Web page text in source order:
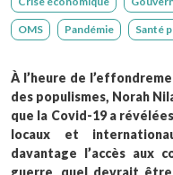
OMS Pandémie Santé
À l’heure de
des populismes, Norah
que la Covid-19 a
locaux et
davantage l’accès aux
guerre, quel devrait